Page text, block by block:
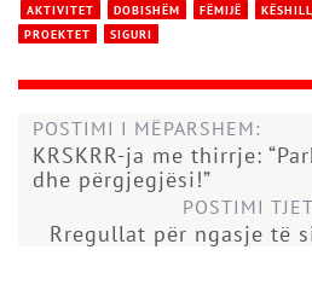
AKTIVITET DOBISHËM FËMIJË
PROEKTET
SIGURI
POSTIMI I MËPARSHEM:
KRSKRR-ja me thirrje:
dhe përgjegjësi!”
POSTIMI
Rregullat për ngasje të